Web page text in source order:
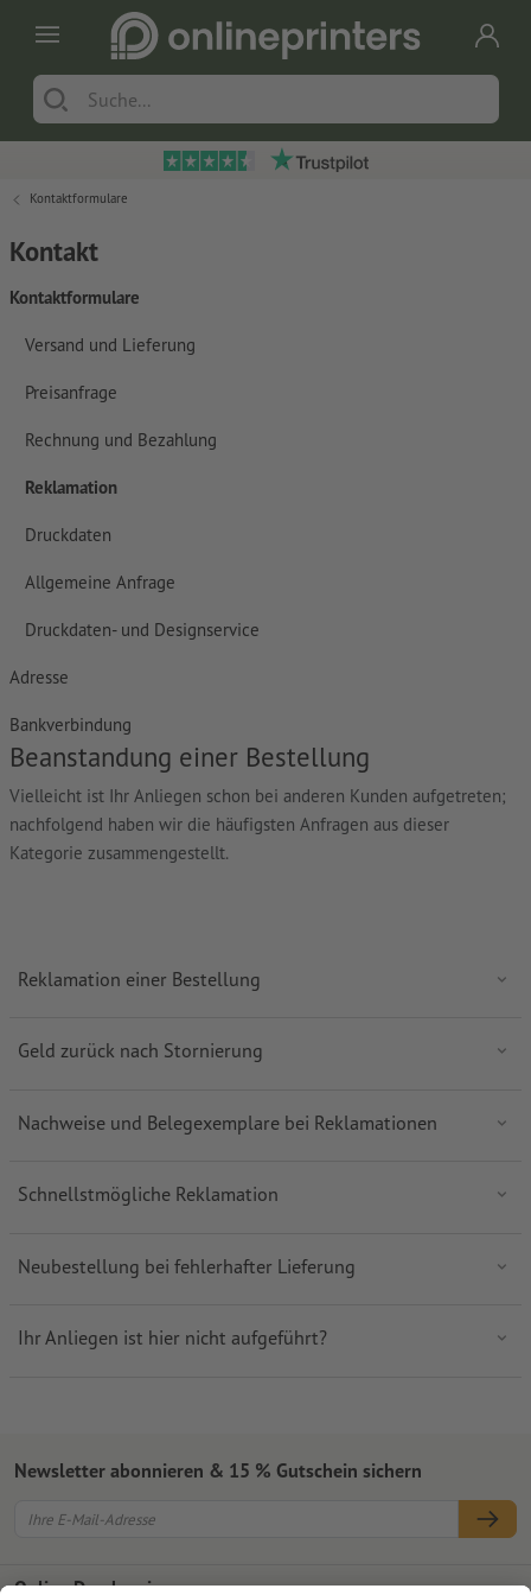
Kontaktformulare
Kontakt
Kontaktformulare
Versand und Lieferung
Preisanfrage
Rechnung und Bezahlung
Reklamation
Druckdaten
Allgemeine Anfrage
Druckdaten- und Designservice
Adresse
Bankverbindung
Beanstandung einer Bestellung
Vielleicht ist Ihr Anliegen schon bei anderen Kunden aufgetreten;
nachfolgend haben wir die häufigsten Anfragen aus dieser
Kategorie zusammengestellt.
Reklamation einer Bestellung
Geld zurück nach Stornierung
Nachweise und Belegexemplare bei Reklamationen
Schnellstmögliche Reklamation
Neubestellung bei fehlerhafter Lieferung
Ihr Anliegen ist hier nicht aufgeführt?
Online Druckerei
Newsletter abonnieren & 15 % Gutschein sichern